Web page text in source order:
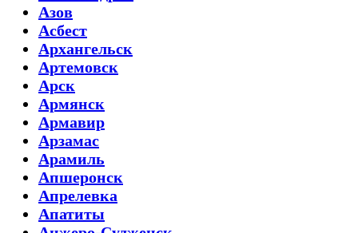
Азов
Асбест
Архангельск
Артемовск
Арск
Армянск
Армавир
Арзамас
Арамиль
Апшеронск
Апрелевка
Апатиты